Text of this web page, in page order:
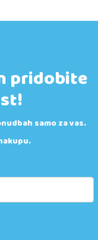
pridobite
samo za vas.